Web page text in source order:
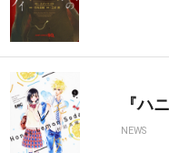
『ハ
NEWS